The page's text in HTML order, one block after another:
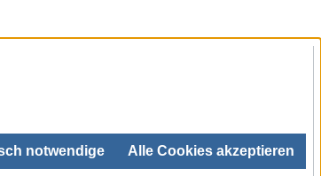
notwendige Alle Cookies akzeptieren
SEHR GUT